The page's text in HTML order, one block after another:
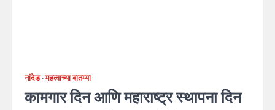
नांदेड महत्वाच्या बातम्या
कामगार दिन आणि महाराष्ट्र स्थापना दिन